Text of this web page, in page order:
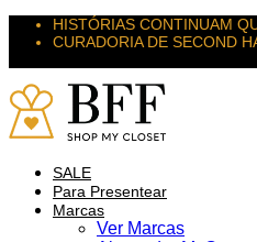
HISTÓRIAS CONTINUAM
CURADORIA DE SECOND
SALE
Para Presentear
Marcas
Ver Marcas